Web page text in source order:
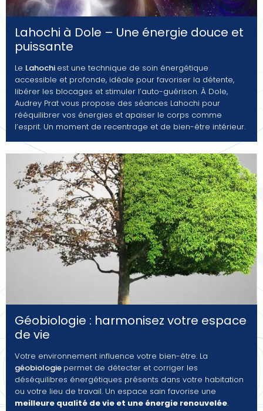
Lahochi à Dole – Une énergie douce et
puissante
Le Lahochi est une technique de soin énergétique
accessible et profonde, idéale pour favoriser la détente,
libérer les blocages et stimuler l’auto-guérison. À Dole,
Audrey Prat vous propose des séances Lahochi pour
rééquilibrer vos énergies et apaiser le corps comme
l’esprit. Un moment de recentrage et de bien-être intérieur.
Géobiologie : harmonisez votre espace
de vie
Votre environnement influence votre bien-être. La
géobiologie permet de détecter et corriger les
déséquilibres énergétiques présents dans votre habitation
ou votre lieu de travail. Un espace sain favorise une
meilleure qualité de vie et une énergie renouvelée.